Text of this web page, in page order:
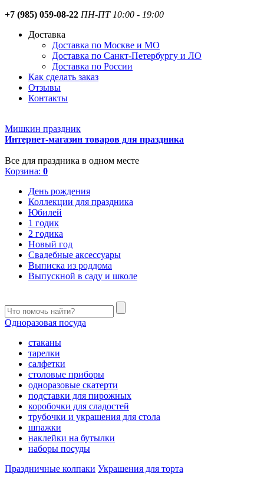
+7 (985) 059-08-22 ПН-ПТ 10:00 - 19:00
Доставка
Доставка по Москве и МО
Доставка по Санкт-Петербургу и ЛО
Доставка по России
Как сделать заказ
Отзывы
Контакты
Мишкин праздник
Интернет-магазин товаров для праздника
Все для праздника в одном месте
Корзина: 0
День рождения
Коллекции для праздника
Юбилей
1 годик
2 годика
Новый год
Свадебные аксессуары
Выписка из роддома
Выпускной в саду и школе
Одноразовая посуда
стаканы
тарелки
салфетки
столовые приборы
одноразовые скатерти
подставки для пирожных
коробочки для сладостей
трубочки и украшения для стола
шпажки
наклейки на бутылки
наборы посуды
Праздничные колпаки Украшения для торта